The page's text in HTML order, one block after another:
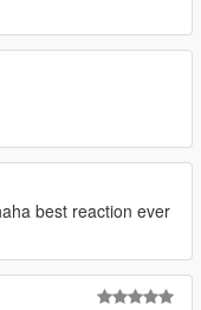
best reaction ever